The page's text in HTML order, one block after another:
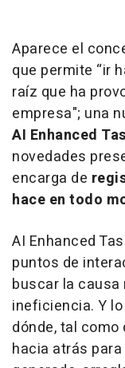
Aparece el
que permite “ir
raíz que ha
empresa"; una
AI Enhanced
novedades
encarga de
hace en todo
AI Enhanced
puntos de
buscar la causa
ineficiencia. Y
dónde, tal como
hacia atrás